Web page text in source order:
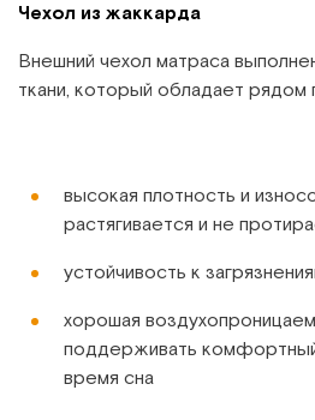
Чехол из жаккарда
Внешний чехол матраса
ткани, который обладает рядом
высокая плотность и
растягивается и не
устойчивость к
хорошая
поддерживать
время сна